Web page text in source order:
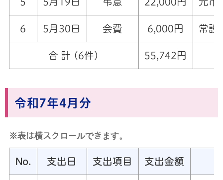
6 5月30日 会費 6,000円 常設
合 計 (6件) 55,742円
令和7年4月分
※表は横スクロールできます。
No. 支出日 支出項目 支出金額